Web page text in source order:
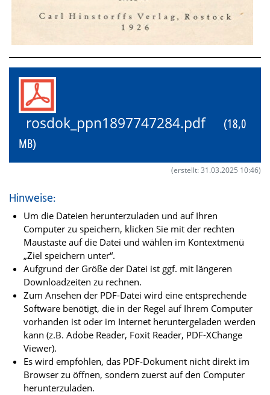
rosdok_ppn1897747284.pdf
(18,0
MB)
(erstellt: 31.03.2025 10:46)
Hinweise:
Um die Dateien herunterzuladen und auf Ihren
Computer zu speichern, klicken Sie mit der rechten
Maustaste auf die Datei und wählen im Kontextmenü
„Ziel speichern unter“.
Aufgrund der Größe der Datei ist ggf. mit längeren
Downloadzeiten zu rechnen.
Zum Ansehen der PDF-Datei wird eine entsprechende
Software benötigt, die in der Regel auf Ihrem Computer
vorhanden ist oder im Internet heruntergeladen werden
kann (z.B. Adobe Reader, Foxit Reader, PDF-XChange
Viewer).
Es wird empfohlen, das PDF-Dokument nicht direkt im
Browser zu öffnen, sondern zuerst auf den Computer
herunterzuladen.